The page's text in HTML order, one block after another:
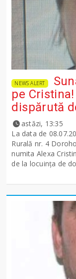
NEWS ALERT
pe
dispărută
astăzi, 13:35
La data de
Rurală nr. 4
numita Alexa
de la locuința de